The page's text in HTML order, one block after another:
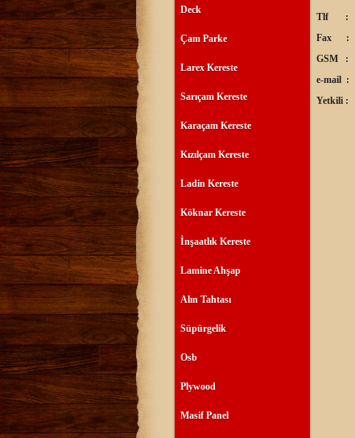
Deck
Çam Parke
Larex Kereste
Sarıçam Kereste
Karaçam Kereste
Kızılçam Kereste
Ladin Kereste
Köknar Kereste
İnşaatlık Kereste
Lamine Ahşap
Alın Tahtası
Süpürgelik
Osb
Plywood
Masif Panel
Tlf :
Fax :
GSM :
e-mail :
Yetkili :